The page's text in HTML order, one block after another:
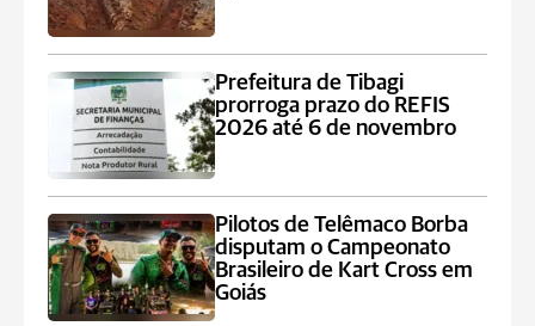
Prefeitura de Tibagi
prorroga prazo do REFIS
2026 até 6 de novembro
Pilotos de Telêmaco Borba
disputam o Campeonato
Brasileiro de Kart Cross em
Goiás